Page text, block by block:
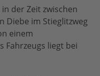
der Zeit zwischen
Diebe im Stieglitzweg
einem
Fahrzeugs liegt bei